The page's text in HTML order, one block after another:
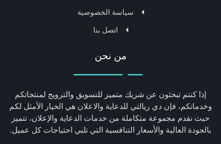
من نحن
إذا كنتم تبحثون عن شريك متميز للتسويق والترويج لمنتجاتكم
وخدماتكم، فإن دي ريالتي للدعاية والاعلان هي الخيار الأمثل لكم
حيث نقدم مجموعة متكاملة من خدمات الدعاية والإعلان، تتميز
بالجودة العالية والأسعار التنافسية التي تلبي احتياجات كل عميل.
سياسة الخصوصية
اتصل بنا